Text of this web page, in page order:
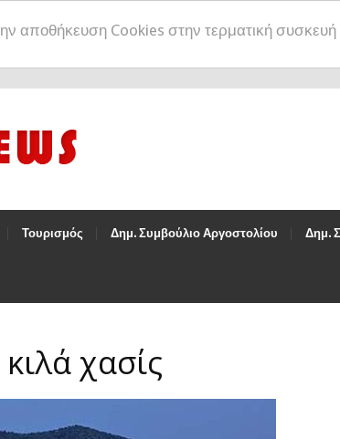
αποθήκευση Cookies στην τερματική
Τουρισμός Δημ. Συμβούλιο Αργοστολίου Δημ.
χασίς